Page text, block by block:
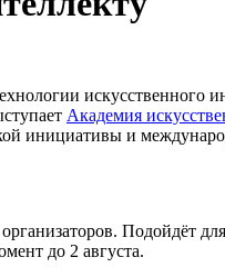
искусственного
Академия
инициативы и
Подойдёт
до 2 августа.